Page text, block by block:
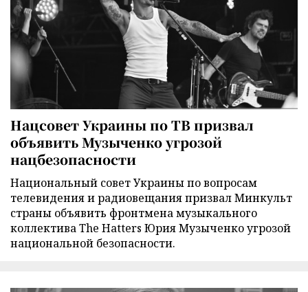
Нацсовет Украины по ТВ призвал
объявить Музыченко угрозой
нацбезопасности
Национальный совет Украины по вопросам
телевидения и радиовещания призвал Минкульт
страны объявить фронтмена музыкального
коллектива The Hatters Юрия Музыченко угрозой
национальной безопасности.